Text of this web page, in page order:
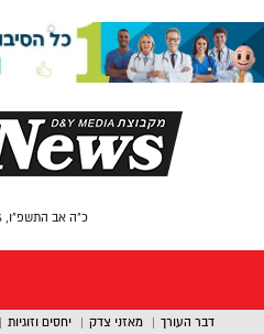
כ"ה אב התשפ"ו, 08/08/2026
דבר העורך מאזני צדק יחסים וזוגיות